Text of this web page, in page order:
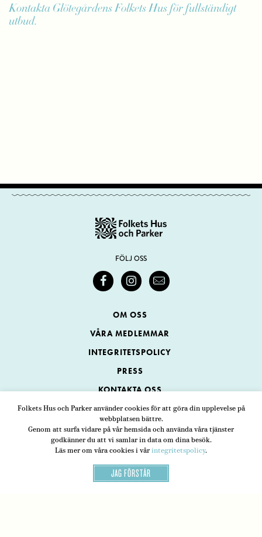
Folkets Hus och Parker använder cookies för att göra din upplevelse på
webbplatsen bättre.
Genom att surfa vidare på vår hemsida och använda våra tjänster
godkänner du att vi samlar in data om dina besök.
Läs mer om våra cookies i vår integritetspolicy.
JAG FÖRSTÅR
Kontakta Glötegårdens Folkets Hus för fullständigt
utbud.
FÖLJ OSS
OM OSS
VÅRA MEDLEMMAR
INTEGRITETSPOLICY
PRESS
KONTAKTA OSS
Folkets Hus och Parker
ADRESS Swedenborgsgatan 1
118 48 Stockholm
TELEFON 08-452 25 00